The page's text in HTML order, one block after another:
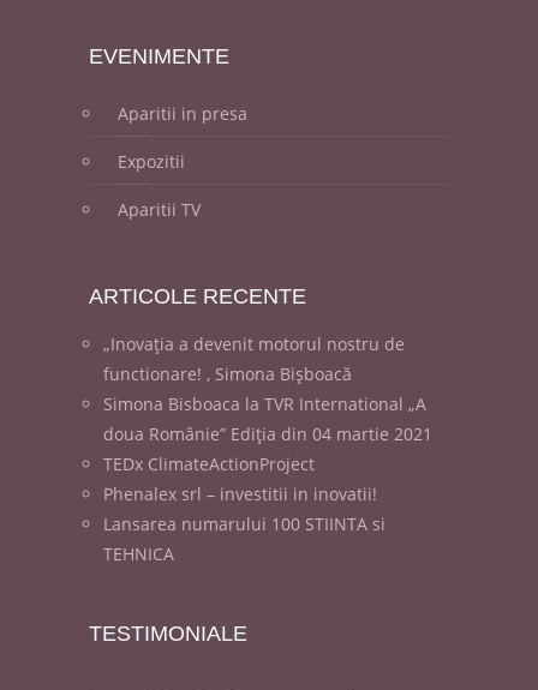
EVENIMENTE
Aparitii in presa
Expozitii
Aparitii TV
ARTICOLE RECENTE
„Inovația a devenit motorul nostru de
functionare! , Simona Bișboacă
Simona Bisboaca la TVR International „A
doua Românie” Ediția din 04 martie 2021
TEDx ClimateActionProject
Phenalex srl – investitii in inovatii!
Lansarea numarului 100 STIINTA si
TEHNICA
TESTIMONIALE